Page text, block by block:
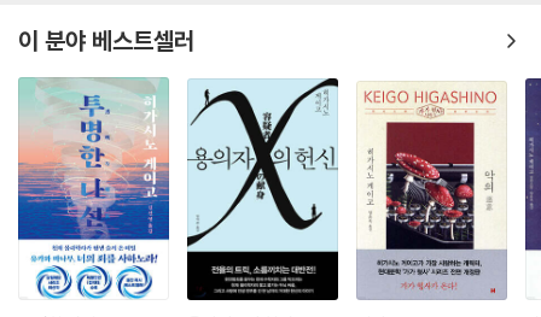
이 분야 베스트셀러